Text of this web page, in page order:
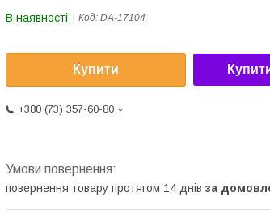
В наявності Код: DA-17104
Купити
+380 (73) 357-60-80
повернення товару протягом 14 днів за